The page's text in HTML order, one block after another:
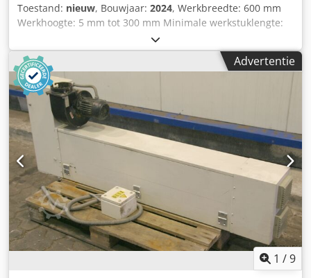
Toestand: nieuw, Bouwjaar: 2024, Werkbreedte: 600 mm
Werkhoogte: 5 mm tot 300 mm Minimale werkstuklengte:
250 mm Aggregaten: 2 1. Zaagaggregaat Random System:
Zaagsnede-optiek 2. Borstel: Tynex, diameter 210 mm
Hoogteverstelling: elektrisch Hoogteaanduiding: digitaal
Voedersnelheid: 4 - 14 m/min Motorrvermogen
zaagaggregaat: 1,1 kW Motorrvermogen borstel: 4 kW
Cjdpfx Aeupy Spsftjrf Motorrvermogen toevoer: 0,37 kW
Machinelengte: 1400 mm Machinebreedte: 1500 mm
Machinehoogte: 1600 mm Gewicht: 700 kg
Advertentie
1 /9